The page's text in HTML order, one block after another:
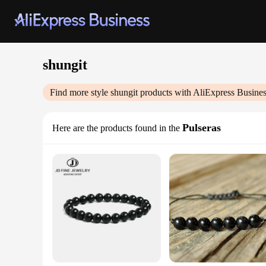
shungit
Find more style shungit products with AliExpress
Here are the products found in the Pulseras